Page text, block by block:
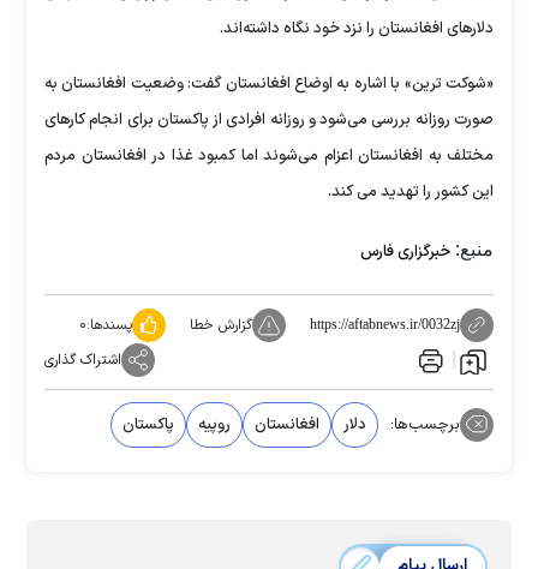
دلارهای افغانستان را نزد خود نگاه داشته‌اند.
«شوکت ترین» با اشاره به اوضاع افغانستان گفت: وضعیت افغانستان به
صورت روزانه بررسی می‌شود و روزانه افرادی از پاکستان برای انجام کارهای
مختلف به افغانستان اعزام می‌شوند اما کمبود غذا در افغانستان مردم
این کشور را تهدید می کند.
منبع: خبرگزاری فارس
https://aftabnews.ir/0032zj گزارش خطا پسندها:۰
اشتراک گذاری
برچسب‌ها: دلار افغانستان روپیه پاکستان